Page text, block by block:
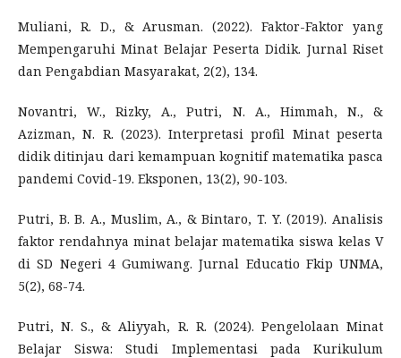
Muliani, R. D., & Arusman. (2022). Faktor-Faktor yang
Mempengaruhi Minat Belajar Peserta Didik. Jurnal Riset
dan Pengabdian Masyarakat, 2(2), 134.
Novantri, W., Rizky, A., Putri, N. A., Himmah, N., &
Azizman, N. R. (2023). Interpretasi profil Minat peserta
didik ditinjau dari kemampuan kognitif matematika pasca
pandemi Covid-19. Eksponen, 13(2), 90-103.
Putri, B. B. A., Muslim, A., & Bintaro, T. Y. (2019). Analisis
faktor rendahnya minat belajar matematika siswa kelas V
di SD Negeri 4 Gumiwang. Jurnal Educatio Fkip UNMA,
5(2), 68-74.
Putri, N. S., & Aliyyah, R. R. (2024). Pengelolaan Minat
Belajar Siswa: Studi Implementasi pada Kurikulum